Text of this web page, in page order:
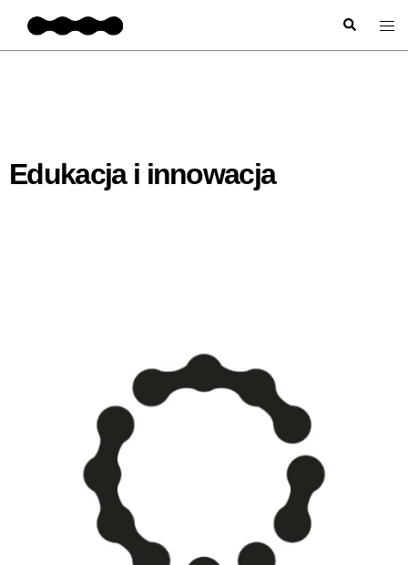
Edukacja i innowacja